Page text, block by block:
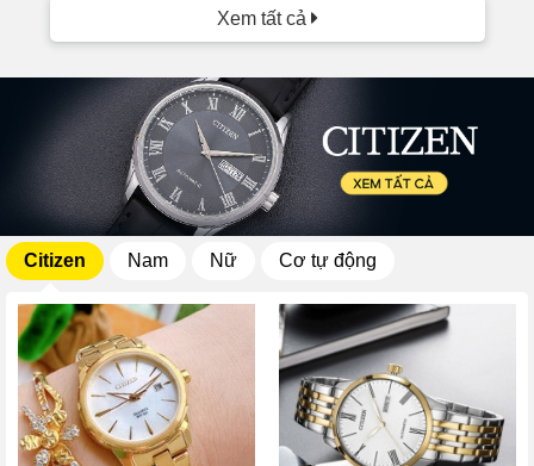
Xem tất cả
Citizen Nam Nữ Cơ tự động